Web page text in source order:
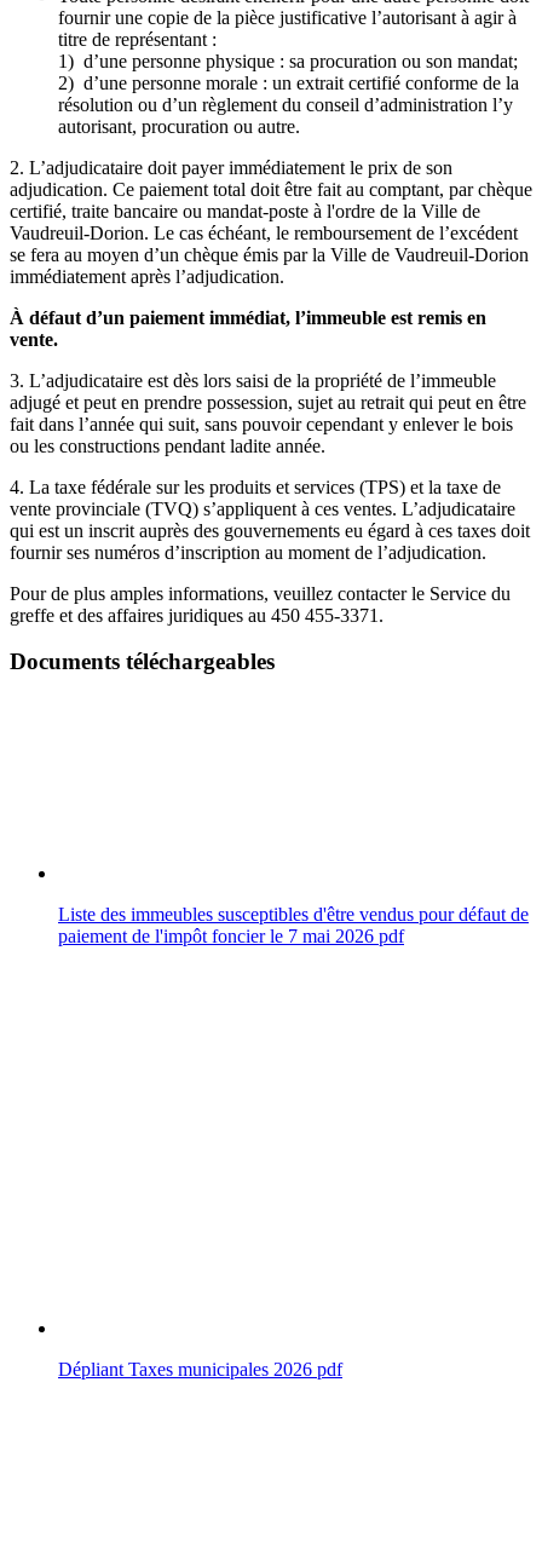
fournir une copie de la pièce justificative l’autorisant à agir à
titre de représentant :
1) d’une personne physique : sa procuration ou son mandat;
2) d’une personne morale : un extrait certifié conforme de la
résolution ou d’un règlement du conseil d’administration l’y
autorisant, procuration ou autre.
2. L’adjudicataire doit payer immédiatement le prix de son
adjudication. Ce paiement total doit être fait au comptant, par chèque
certifié, traite bancaire ou mandat-poste à l'ordre de la Ville de
Vaudreuil-Dorion. Le cas échéant, le remboursement de l’excédent
se fera au moyen d’un chèque émis par la Ville de Vaudreuil-Dorion
immédiatement après l’adjudication.
À défaut d’un paiement immédiat, l’immeuble est remis en
vente.
3. L’adjudicataire est dès lors saisi de la propriété de l’immeuble
adjugé et peut en prendre possession, sujet au retrait qui peut en être
fait dans l’année qui suit, sans pouvoir cependant y enlever le bois
ou les constructions pendant ladite année.
4. La taxe fédérale sur les produits et services (TPS) et la taxe de
vente provinciale (TVQ) s’appliquent à ces ventes. L’adjudicataire
qui est un inscrit auprès des gouvernements eu égard à ces taxes doit
fournir ses numéros d’inscription au moment de l’adjudication.
Pour de plus amples informations, veuillez contacter le Service du
greffe et des affaires juridiques au 450 455-3371.
Documents téléchargeables
Liste des immeubles susceptibles d'être vendus pour défaut de
paiement de l'impôt foncier le 7 mai 2026 pdf
Dépliant Taxes municipales 2026 pdf